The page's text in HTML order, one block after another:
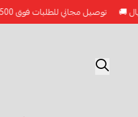
توصيل مجاني للطلبات فوق 500 ريال 🚚